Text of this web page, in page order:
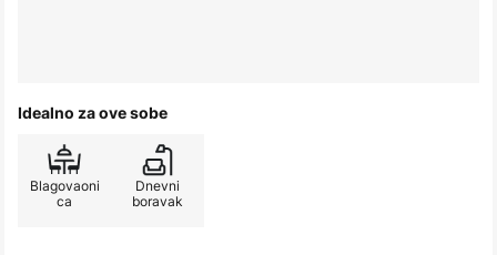
Idealno za ove sobe
Blagovaoni
ca
Dnevni
boravak